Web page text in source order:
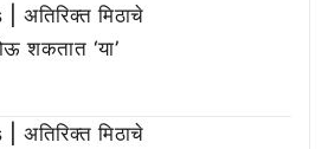
मिठाचे
शकतात ‘या’
मिठाचे